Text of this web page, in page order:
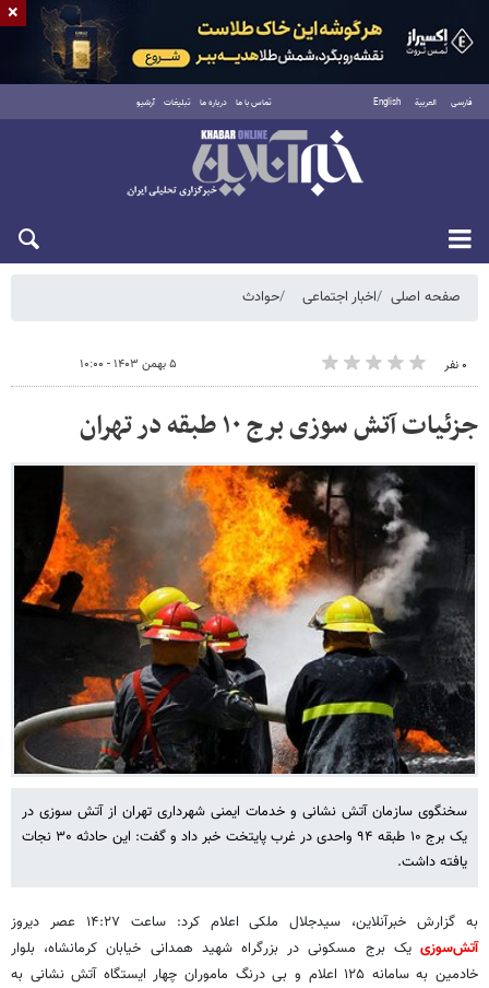
فارسی العربية English تماس با ما درباره ما تبلیغات آرشیو
شنبه ۱۷ مرداد ۱۴۰۵
صفحه اصلی اخبار اجتماعی حوادث
۰ نفر ۵ بهمن ۱۴۰۳ - ۱۰:۰۰
جزئیات آتش سوزی برج ۱۰ طبقه در تهران
سخنگوی سازمان آتش نشانی و خدمات ایمنی شهرداری تهران از آتش سوزی در
یک برج ۱۰ طبقه ۹۴ واحدی در غرب پایتخت خبر داد و گفت: این حادثه ۳۰ نجات
یافته داشت.
به گزارش خبرآنلاین، سیدجلال ملکی اعلام کرد: ساعت ۱۴:۲۷ عصر دیروز
آتش‌سوزییک برج مسکونی در بزرگراه شهید همدانی خیابان کرمانشاه، بلوار
خادمین به سامانه ۱۲۵ اعلام و بی درنگ ماموران چهار ایستگاه آتش نشانی به
×